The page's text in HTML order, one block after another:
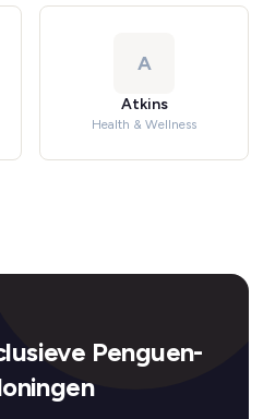
A
Atkins
Health & Wellness
Penguen-